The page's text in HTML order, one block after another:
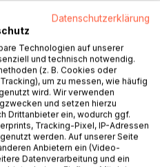
ist immer die Geschichte
der rätselhafte
Roman.
Vor allem, wenn es um
es nicht falsche Wahrheiten
herrscht. Am Ende
bleibt auf der
Korrektor eines
Tages, seinem
Datenschutzerklärung
Technologien auf unserer
und technisch notwendig.
(z. B. Cookies oder
um zu messen, wie häufig
wird. Wir verwenden
und setzen hierzu
Drittanbieter ein, wodurch ggf.
Tracking-Pixel, IP-Adressen
werden. Auf unserer Seite
Anbietern ein (Video-
Datenverarbeitung und ein